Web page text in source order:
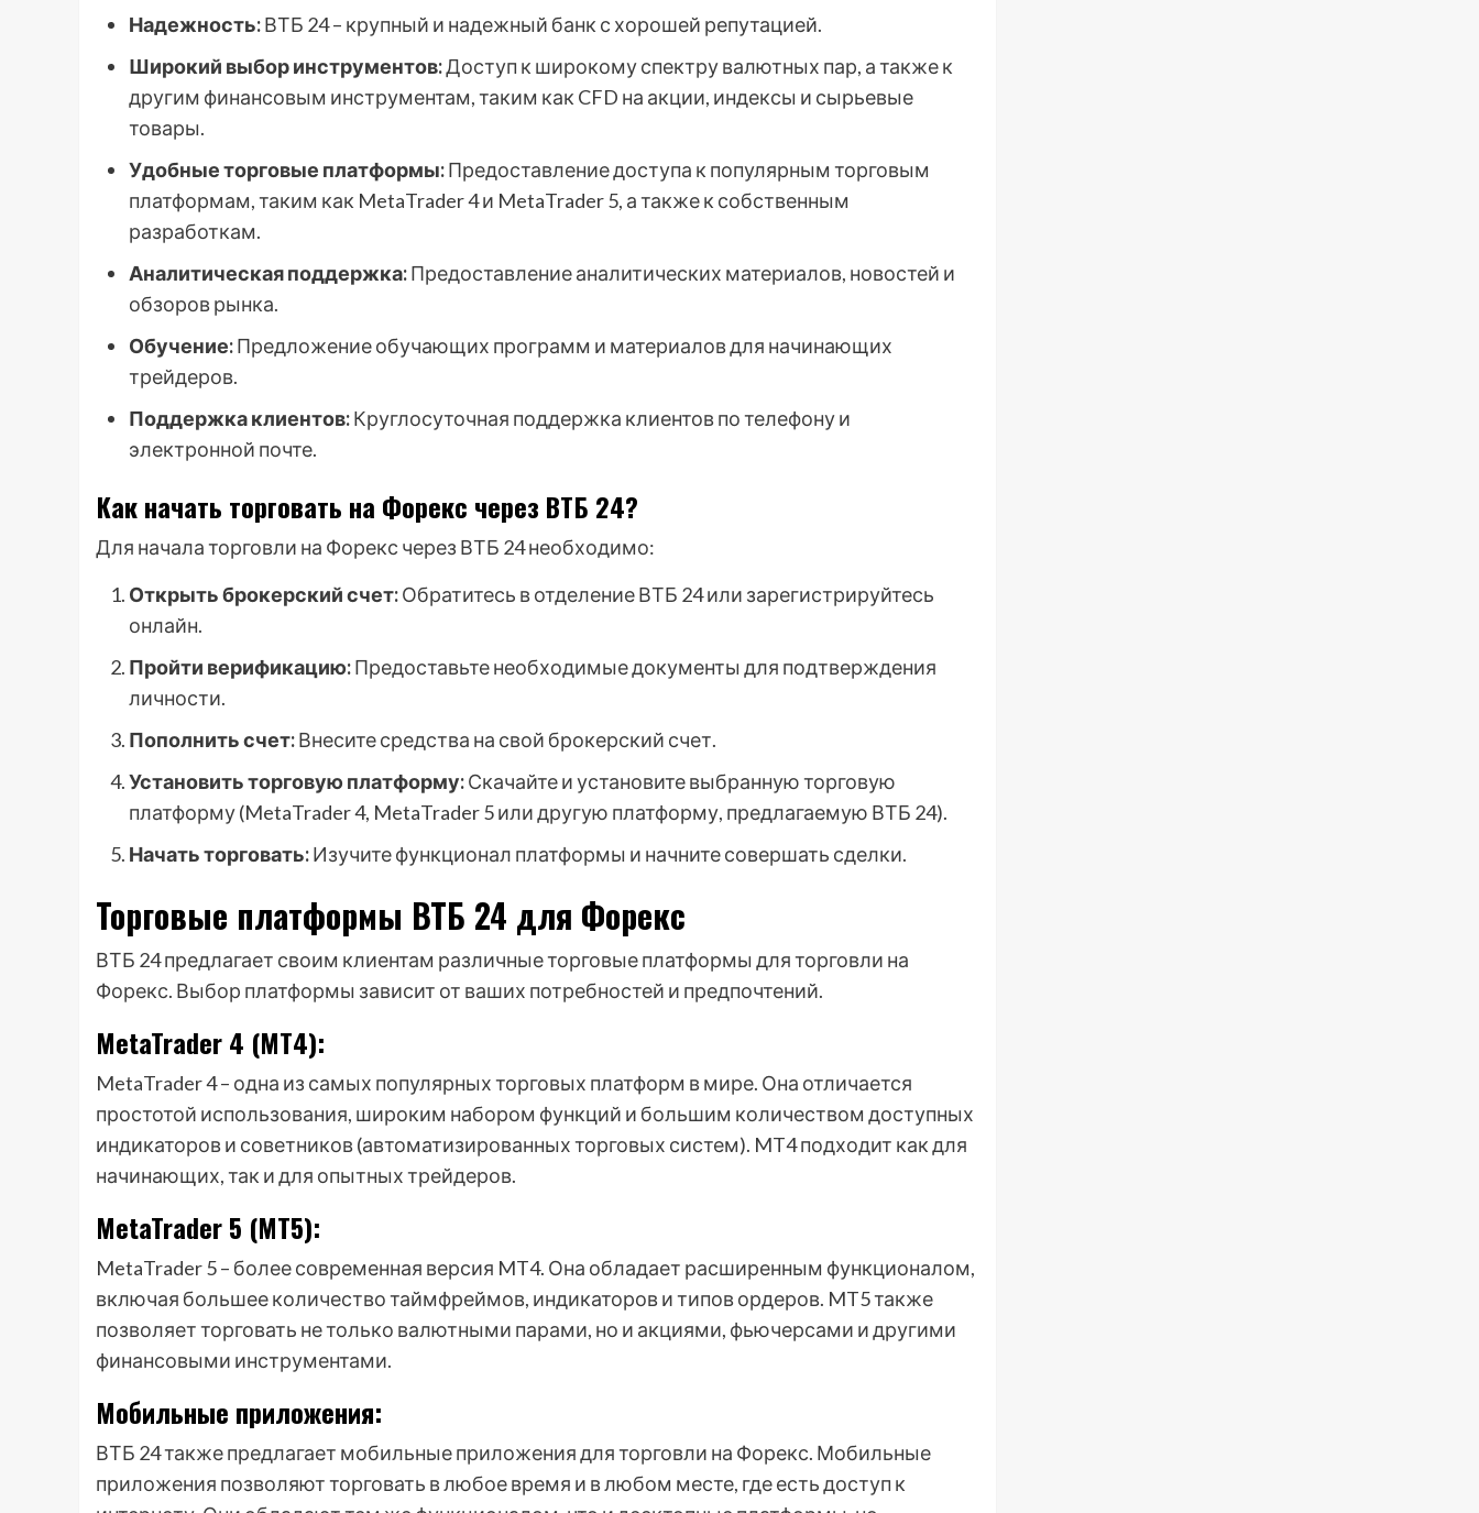
Надежность:ВТБ 24 – крупный и надежный банк с хорошей репутацией.
Широкий выбор инструментов:Доступ к широкому спектру валютных пар, а также к
другим финансовым инструментам, таким как CFD на акции, индексы и сырьевые
товары.
Удобные торговые платформы:Предоставление доступа к популярным торговым
платформам, таким как MetaTrader 4 и MetaTrader 5, а также к собственным
разработкам.
Аналитическая поддержка:Предоставление аналитических материалов, новостей и
обзоров рынка.
Обучение:Предложение обучающих программ и материалов для начинающих
трейдеров.
Поддержка клиентов:Круглосуточная поддержка клиентов по телефону и
электронной почте.
Как начать торговать на Форекс через ВТБ 24?
Для начала торговли на Форекс через ВТБ 24 необходимо:
Открыть брокерский счет:Обратитесь в отделение ВТБ 24 или зарегистрируйтесь
онлайн.
Пройти верификацию:Предоставьте необходимые документы для подтверждения
личности.
Пополнить счет:Внесите средства на свой брокерский счет.
Установить торговую платформу:Скачайте и установите выбранную торговую
платформу (MetaTrader 4, MetaTrader 5 или другую платформу, предлагаемую ВТБ 24).
Начать торговать:Изучите функционал платформы и начните совершать сделки.
Торговые платформы ВТБ 24 для Форекс
ВТБ 24 предлагает своим клиентам различные торговые платформы для торговли на
Форекс. Выбор платформы зависит от ваших потребностей и предпочтений.
MetaTrader 4 (MT4):
MetaTrader 4 – одна из самых популярных торговых платформ в мире. Она отличается
простотой использования, широким набором функций и большим количеством доступных
индикаторов и советников (автоматизированных торговых систем). MT4 подходит как для
начинающих, так и для опытных трейдеров.
MetaTrader 5 (MT5):
MetaTrader 5 – более современная версия MT4. Она обладает расширенным функционалом,
включая большее количество таймфреймов, индикаторов и типов ордеров. MT5 также
позволяет торговать не только валютными парами, но и акциями, фьючерсами и другими
финансовыми инструментами.
Мобильные приложения:
ВТБ 24 также предлагает мобильные приложения для торговли на Форекс. Мобильные
приложения позволяют торговать в любое время и в любом месте, где есть доступ к